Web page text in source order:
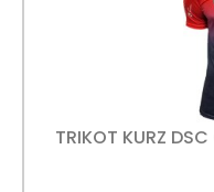
TRIKOT KURZ